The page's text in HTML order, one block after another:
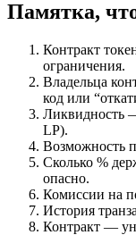
Памятка,
Контракт
ограничения.
Владельца
код или
Ликвидность
LP).
Возможность
Сколько %
опасно.
Комиссии на
История
Контракт —